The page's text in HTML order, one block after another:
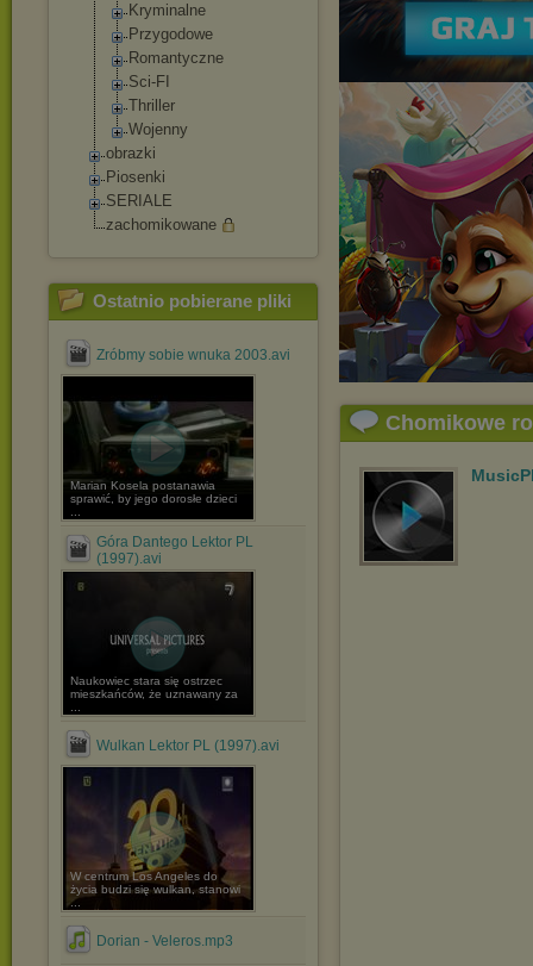
Kryminalne
Przygodowe
Romantyczne
Sci-FI
Thriller
Wojenny
obrazki
Piosenki
SERIALE
zachomikowane
Ostatnio pobierane pliki
Zróbmy sobie wnuka 2003.avi
Marian Kosela postanawia
sprawić, by jego dorosłe dzieci
Góra Dantego Lektor PL
(1997).avi
Naukowiec stara się ostrzec
mieszkańców, że uznawany za
Wulkan Lektor PL (1997).avi
W centrum Los Angeles do
życia budzi się wulkan, stanowi
...
Dorian - Veleros.mp3
Chomikowe